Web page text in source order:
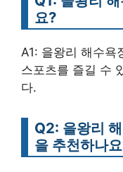
요?
A1: 을왕리 해수욕
스포츠를 즐길 수
다.
Q2: 을왕리
을 추천하나